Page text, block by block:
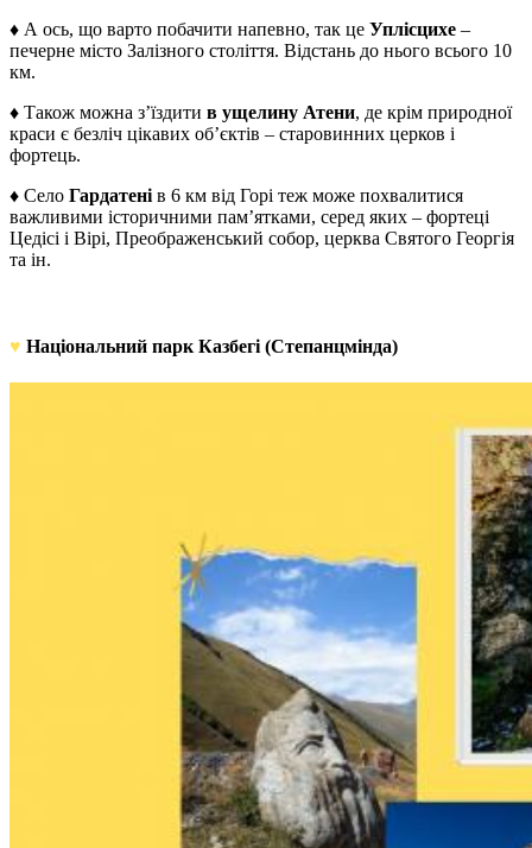
♦ А ось, що варто побачити напевно, так це Уплісцихе –
печерне місто Залізного століття. Відстань до нього всього 10
км.
♦ Також можна з’їздити в ущелину Атени, де крім природної
краси є безліч цікавих об’єктів – старовинних церков і
фортець.
♦ Село Гардатені в 6 км від Горі теж може похвалитися
важливими історичними пам’ятками, серед яких – фортеці
Цедісі і Вірі, Преображенський собор, церква Святого Георгія
та ін.
♥ Національний парк Казбегі (Степанцмінда)